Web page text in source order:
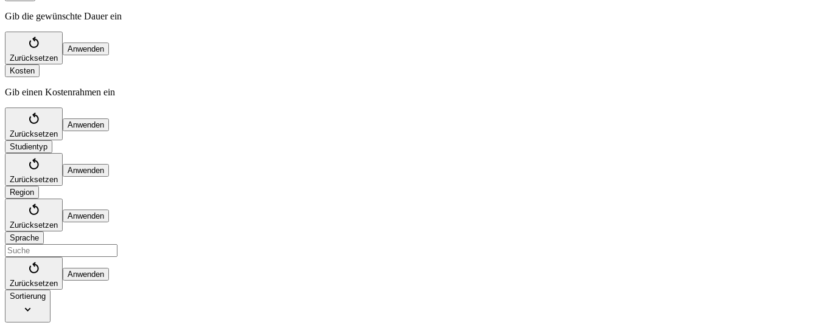
Gib die gewünschte Dauer ein
Zurücksetzen
Anwenden
Kosten
Gib einen Kostenrahmen ein
Zurücksetzen
Anwenden
Studientyp
Zurücksetzen
Anwenden
Region
Zurücksetzen
Anwenden
Sprache
Zurücksetzen
Anwenden
Sortierung